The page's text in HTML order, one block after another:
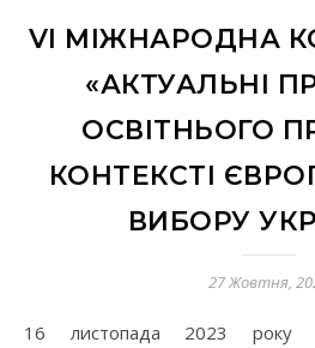
VІ МІЖНАРОДНА
«АКТУАЛЬНІ
ОСВІТНЬОГО
КОНТЕКСТІ
ВИБОРУ
27 Жовтня,
16 листопада 2023 року на базі Київського